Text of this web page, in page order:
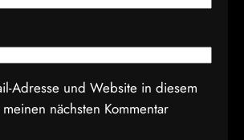
Adresse und Website in diesem
nächsten Kommentar